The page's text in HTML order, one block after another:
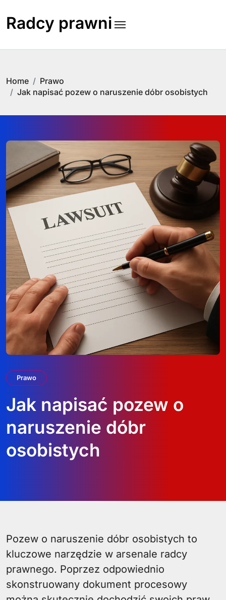
content
Radcy prawni
Home
Prawo
Jak napisać pozew o naruszenie dóbr osobistych
Prawo
Jak napisać pozew o
naruszenie dóbr
osobistych
Pozew o naruszenie dóbr osobistych to
kluczowe narzędzie w arsenale radcy
prawnego. Poprzez odpowiednio
skonstruowany dokument procesowy